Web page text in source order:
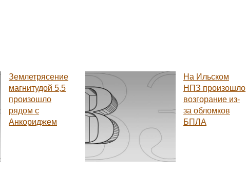
Землетрясение
магнитудой 5,5
произошло
рядом с
Анкориджем
На Ильском
НПЗ произошло
возгорание из-
за обломков
БПЛА